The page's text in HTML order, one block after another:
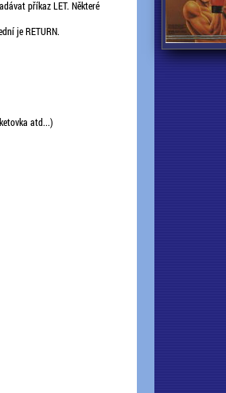
příkaz LET. Některé
je RETURN.
atd...)